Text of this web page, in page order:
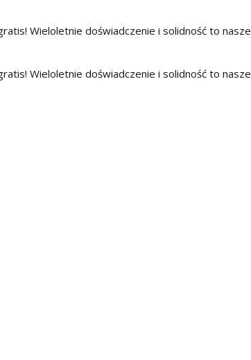
Wieloletnie doświadczenie i solidność to nasze
Wieloletnie doświadczenie i solidność to nasze